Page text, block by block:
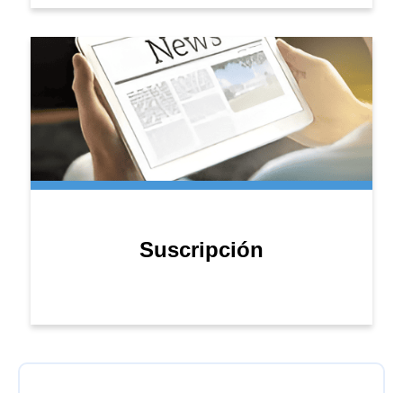
Suscripción